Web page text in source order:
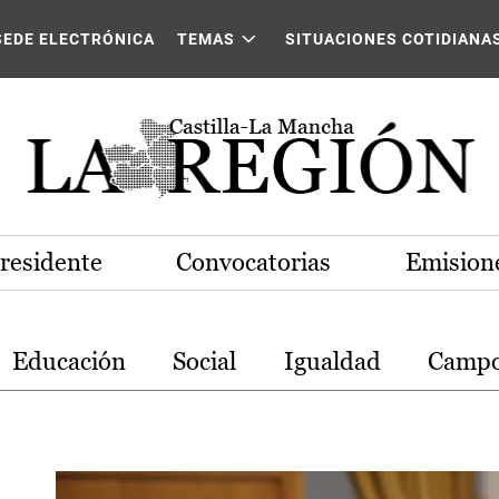
La Mancha
ELECTRÓNICA TEMAS SITUACIONES
Convocatorias
Educación Social Igualdad